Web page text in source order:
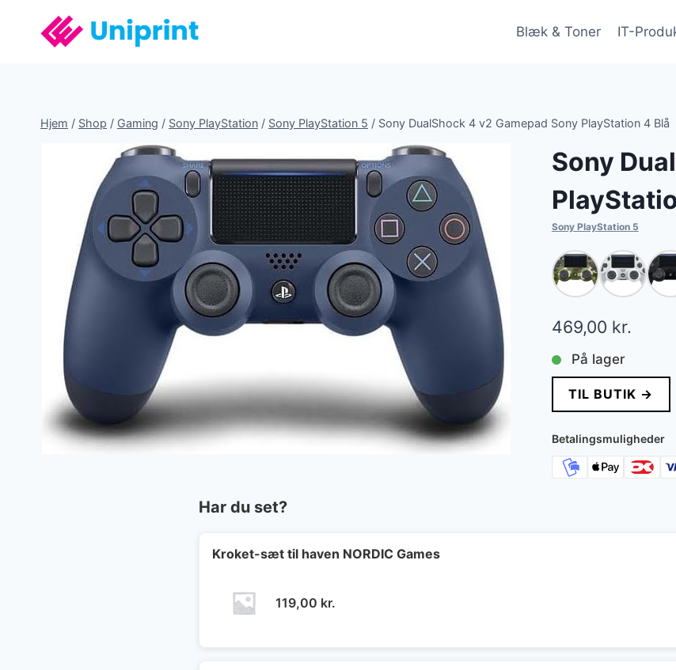
Blæk & Toner IT-
Hjem / Shop / Gaming / Sony PlayStation / Sony PlayStation 5 / Sony DualShock 4 v2 Gamepad Sony PlayStation 4 Blå
Sony
Sony PlayStation 5
469,00 kr.
På lager
TIL BUTIK →
Betalingsmuligheder
Har du set?
Kroket-sæt til haven NORDIC Games
119,00 kr.